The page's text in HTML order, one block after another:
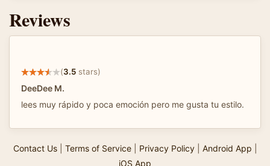
Reviews
(3.5 stars)
DeeDee M.
lees muy rápido y poca emoción pero me gusta tu estilo.
Contact Us| Terms of Service| Privacy Policy| Android App
iOS App